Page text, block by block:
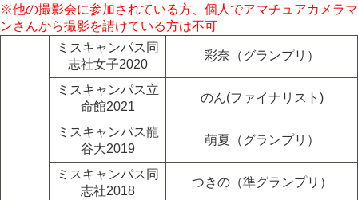
※他の撮影会に参加されている方、個人でアマチュアカメラマ
ンさんから撮影を請けている方は不可
ミスキャンパス同
志社女子2020
彩奈（グランプリ）
ミスキャンパス立
命館2021
のん(ファイナリスト)
ミスキャンパス龍
谷大2019
萌夏（グランプリ）
ミスキャンパス同
志社2018
つきの（準グランプリ）